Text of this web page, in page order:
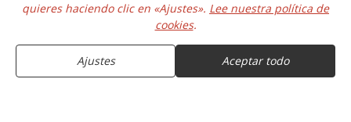
DESDE 49€
quieres haciendo clic en «Ajustes». Lee nuestra política de
cookies.
Ajustes Aceptar todo